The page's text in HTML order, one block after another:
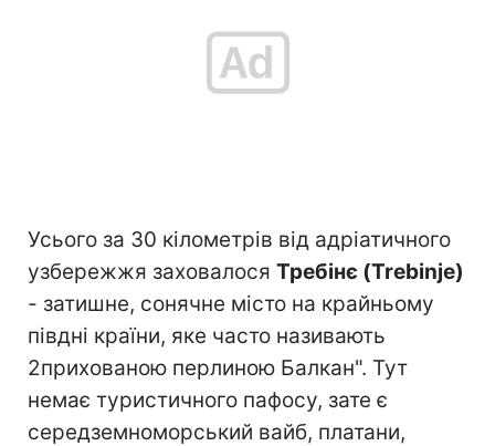
Усього за 30 кілометрів від адріатичного
узбережжя заховалося Требінє (Trebinje)
- затишне, сонячне місто на крайньому
півдні країни, яке часто називають
2прихованою перлиною Балкан". Тут
немає туристичного пафосу, зате є
середземноморський вайб, платани,